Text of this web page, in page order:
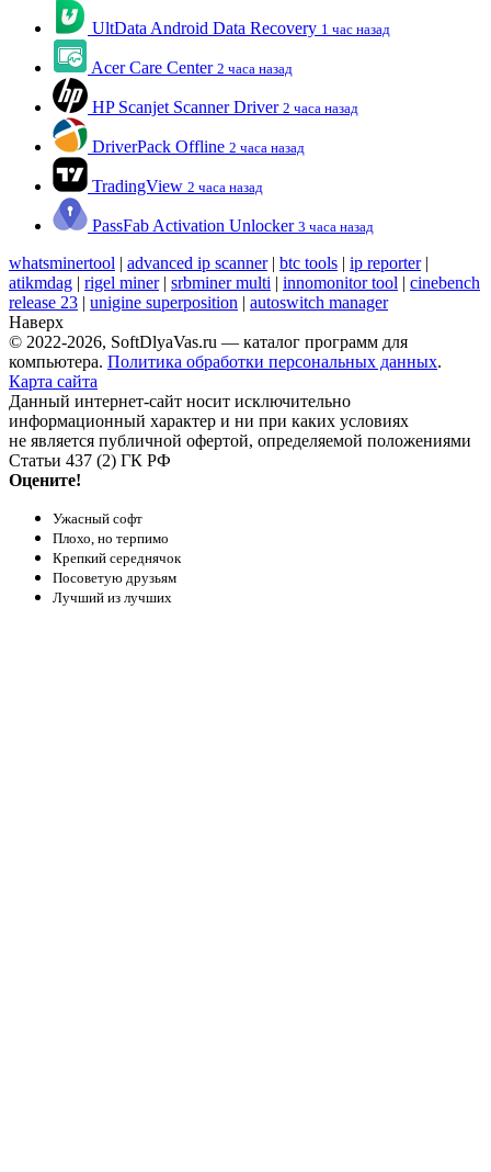
UltData Android Data Recovery 1 час назад
Acer Care Center 2 часа назад
HP Scanjet Scanner Driver 2 часа назад
DriverPack Offline 2 часа назад
TradingView 2 часа назад
PassFab Activation Unlocker 3 часа назад
whatsminertool | advanced ip scanner| btc tools | ip reporter|
atikmdag | rigel miner| srbminer multi | innomonitor tool | cinebench
release 23 | unigine superposition | autoswitch manager
Наверх
© 2022-2026, SoftDlyaVas.ru — каталог программ для
компьютера. Политика обработки персональных данных.
Карта сайта
Данный интернет-сайт носит исключительно
информационный характер и ни при каких условиях
не является публичной офертой, определяемой положениями
Статьи 437 (2) ГК РФ
Оцените!
Ужасный софт
Плохо, но терпимо
Крепкий середнячок
Посоветую друзьям
Лучший из лучших